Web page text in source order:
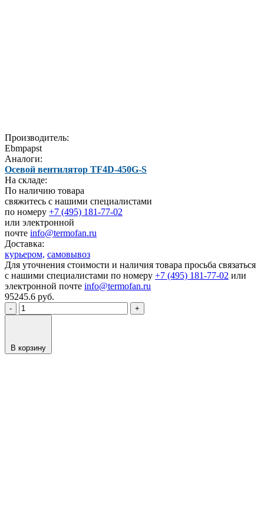
Производитель:
Ebmpapst
Аналоги:
Осевой вентилятор TF4D-450G-S
На складе:
По наличию товара
свяжитесь с нашими специалистами
по номеру +7 (495) 181-77-02
или электронной
почте info@termofan.ru
Доставка:
курьером, самовывоз
Для уточнения стоимости и наличия товара просьба связаться
с нашими специалистами по номеру +7 (495) 181-77-02 или
электронной почте info@termofan.ru
95245.6 руб.
- +
В корзину